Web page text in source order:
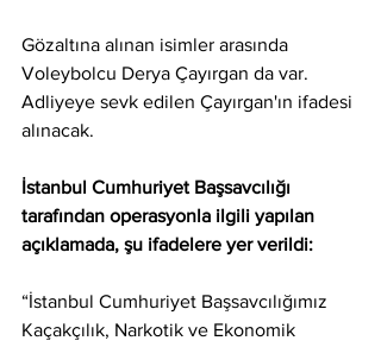
Gözaltına alınan isimler arasında
Voleybolcu Derya Çayırgan da var.
Adliyeye sevk edilen Çayırgan'ın ifadesi
alınacak.
İstanbul Cumhuriyet Başsavcılığı
tarafından operasyonla ilgili yapılan
açıklamada, şu ifadelere yer verildi:
“İstanbul Cumhuriyet Başsavcılığımız
Kaçakçılık, Narkotik ve Ekonomik